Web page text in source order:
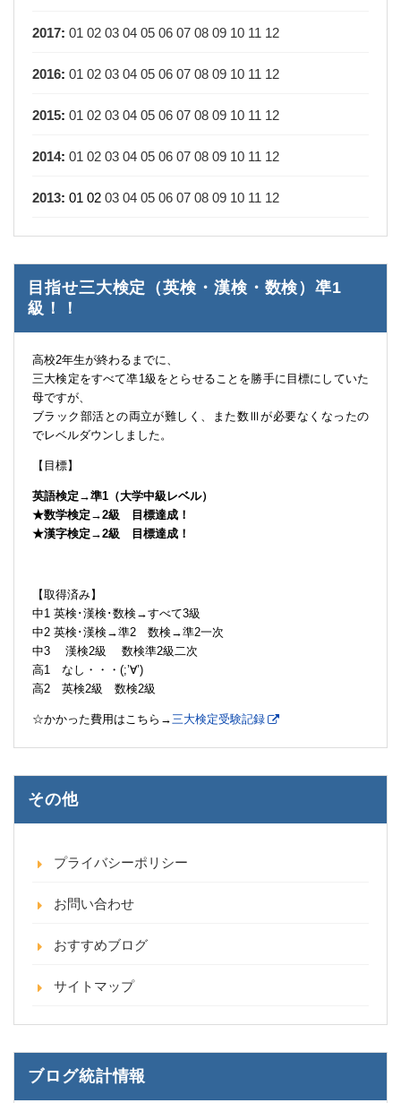
2017: 01 02 03 04 05 06 07 08 09 10 11 12
2016: 01 02 03 04 05 06 07 08 09 10 11 12
2015: 01 02 03 04 05 06 07 08 09 10 11 12
2014: 01 02 03 04 05 06 07 08 09 10 11 12
2013: 01 02 03 04 05 06 07 08 09 10 11 12
目指せ三大検定（英検・漢検・数検）凖1
級！！
高校2年生が終わるまでに、
三大検定をすべて凖1級をとらせることを勝手に目標にしていた
母ですが、
ブラック部活との両立が難しく、また数Ⅲが必要なくなったの
でレベルダウンしました。
【目標】
英語検定→準1（大学中級レベル）
★数学検定→2級 目標達成！
★漢字検定→2級 目標達成！
【取得済み】
中1 英検･漢検･数検→すべて3級
中2 英検･漢検→準2 数検→準2一次
中3 漢検2級 数検準2級二次
高1 なし・・・(;’∀’)
高2 英検2級 数検2級
☆かかった費用はこちら→ 三大検定受験記録
その他
プライバシーポリシー
お問い合わせ
おすすめブログ
サイトマップ
ブログ統計情報